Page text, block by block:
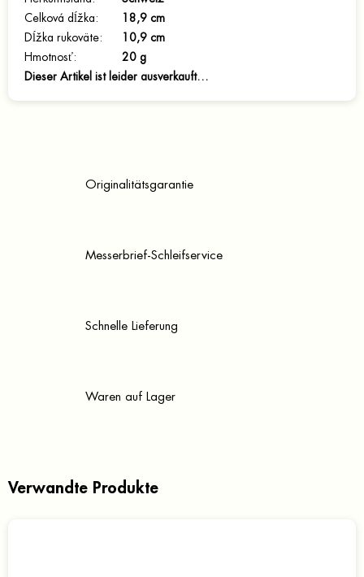
Celková dĺžka :
18,9 cm
Dĺžka rukoväte:
10,9 cm
Hmotnosť:
20 g
Dieser Artikel ist leider ausverkauft…
Originalitätsgarantie
Messerbrief-Schleifservice
Schnelle Lieferung
Waren auf Lager
Verwandte Produkte